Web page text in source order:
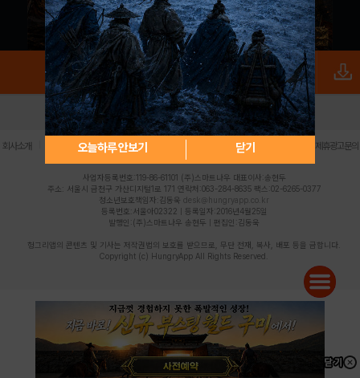
오늘하루 안보기 닫기
로그인 PC버전 전체앱
회사소개 | 개인정보 처리방침 불법촬영물 신고센터 제휴광고문의
사업자등록번호:119-86-61101 (주)스마트나우 대표이사:송현두
주소: 서울시 금천구 가산디지털1로 171 연락처:063-284-8635 팩스:02-6265-0377
청소년보호책임자:김동욱 desk@hungryapp.co.kr
등록번호:서울아02322 | 등록일자:2016년4월25일
발행인:(주)스마트나우 송현두 | 편집인:김동욱
헝그리앱의 콘텐츠 및 기사는 저작권법의 보호를 받으므로, 무단 전재, 복사, 배포 등을 금합니다.
Copyright (c) HungryApp All Rights Reserved.